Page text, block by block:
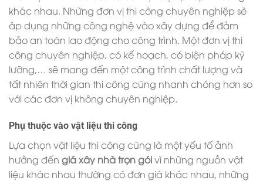
khác nhau. Những đơn vị thi công chuyên nghiệp sẽ
áp dụng những công nghệ vào xây dựng để đảm
bảo an toàn lao động cho công trình. Một đơn vị thi
công chuyên nghiệp, có kế hoạch, có biện pháp kỹ
lưỡng,… sẽ mang đến một công trình chất lượng và
tất nhiên thời gian thi công cũng nhanh chóng hơn so
với các đơn vị không chuyên nghiệp.
Phụ thuộc vào vật liệu thi công
Lựa chọn vật liệu thi công cũng là một yếu tố ảnh
hưởng đến giá xây nhà trọn góivì những nguồn vật
liệu khác nhau thường có đơn giá khác nhau, những